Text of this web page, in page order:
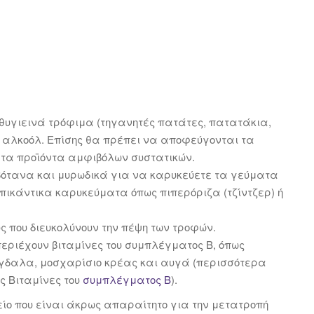
τρόφιμα (τηγανητές πατάτες, πατατάκια,
Επίσης θα πρέπει να αποφεύγονται τα
προϊόντα αμφιβόλων συστατικών.
και μυρωδικά για να καρυκεύετε τα γεύματα
καρυκεύματα όπως πιπερόριζα (τζίντζερ) ή
διευκολύνουν την πέψη των τροφών.
βιταμίνες του συμπλέγματος Β, όπως
μοσχαρίσιο κρέας και αυγά (περισσότερα
Βιταμίνες του συμπλέγματος Β).
που είναι άκρως απαραίτητο για την μετατροπή